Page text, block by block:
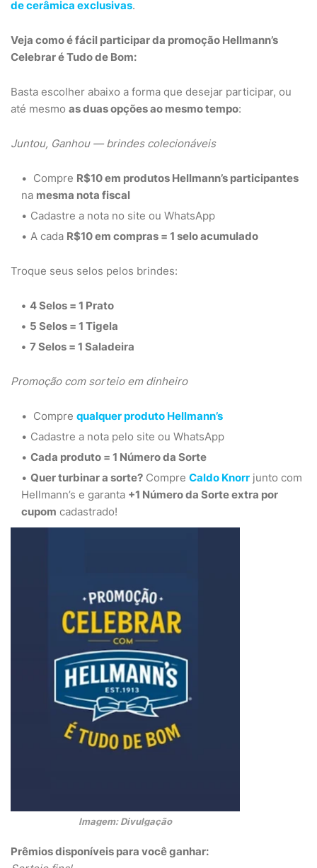
de cerâmica exclusivas.
Veja como é fácil participar da promoção Hellmann’s
Celebrar é Tudo de Bom:
Basta escolher abaixo a forma que desejar participar, ou
até mesmo as duas opções ao mesmo tempo:
Juntou, Ganhou — brindes colecionáveis
Compre R$10 em produtos Hellmann’s participantes
na mesma nota fiscal
Cadastre a nota no site ou WhatsApp
A cada R$10 em compras = 1 selo acumulado
Troque seus selos pelos brindes:
4 Selos = 1 Prato
5 Selos = 1 Tigela
7 Selos = 1 Saladeira
Promoção com sorteio em dinheiro
Compre qualquer produto Hellmann’s
Cadastre a nota pelo site ou WhatsApp
Cada produto = 1 Número da Sorte
Quer turbinar a sorte? Compre Caldo Knorr junto com
Hellmann’s e garanta +1 Número da Sorte extra por
cupom cadastrado!
Imagem: Divulgação
Prêmios disponíveis para você ganhar: